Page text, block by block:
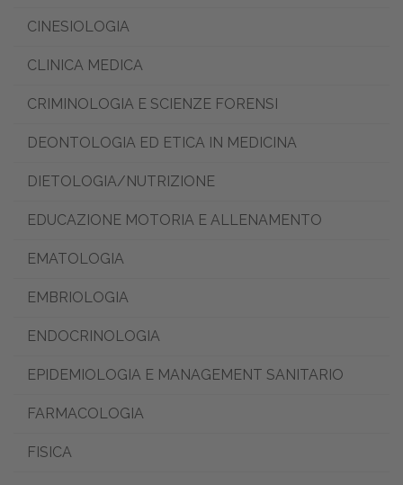
CINESIOLOGIA
CLINICA MEDICA
CRIMINOLOGIA E SCIENZE FORENSI
DEONTOLOGIA ED ETICA IN MEDICINA
DIETOLOGIA/NUTRIZIONE
EDUCAZIONE MOTORIA E ALLENAMENTO
EMATOLOGIA
EMBRIOLOGIA
ENDOCRINOLOGIA
EPIDEMIOLOGIA E MANAGEMENT SANITARIO
FARMACOLOGIA
FISICA